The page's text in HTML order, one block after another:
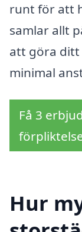
runt för att
samlar allt
att göra ditt
minimal
Få 3
Hur